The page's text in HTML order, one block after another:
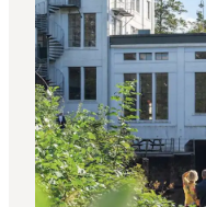
Destinationer
Oplevelser
Overnatning
Planlæg ferien